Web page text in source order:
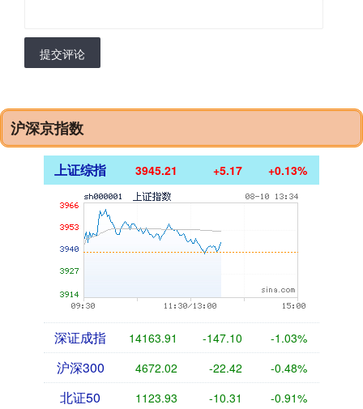
提交评论
沪深京指数
上证综指 3945.21 +5.17 +0.13%
深证成指 14163.91 -147.10 -1.03%
沪深300 4672.02 -22.42 -0.48%
北证50 1123.93 -10.31 -0.91%